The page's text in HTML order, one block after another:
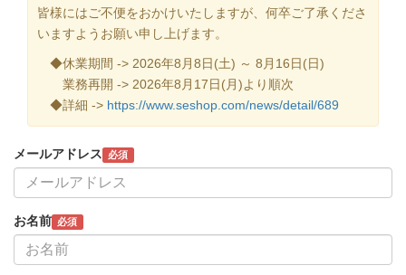
皆様にはご不便をおかけいたしますが、何卒ご了承くださ
いますようお願い申し上げます。
◆休業期間 -> 2026年8月8日(土) ～ 8月16日(日)
業務再開 -> 2026年8月17日(月)より順次
◆詳細 -> https://www.seshop.com/news/detail/689
メールアドレス 必須
お名前 必須